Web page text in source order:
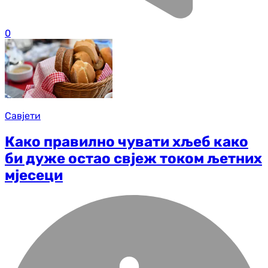
0
Савјети
Како правилно чувати хљеб како
би дуже остао свјеж током љетних
мјесеци